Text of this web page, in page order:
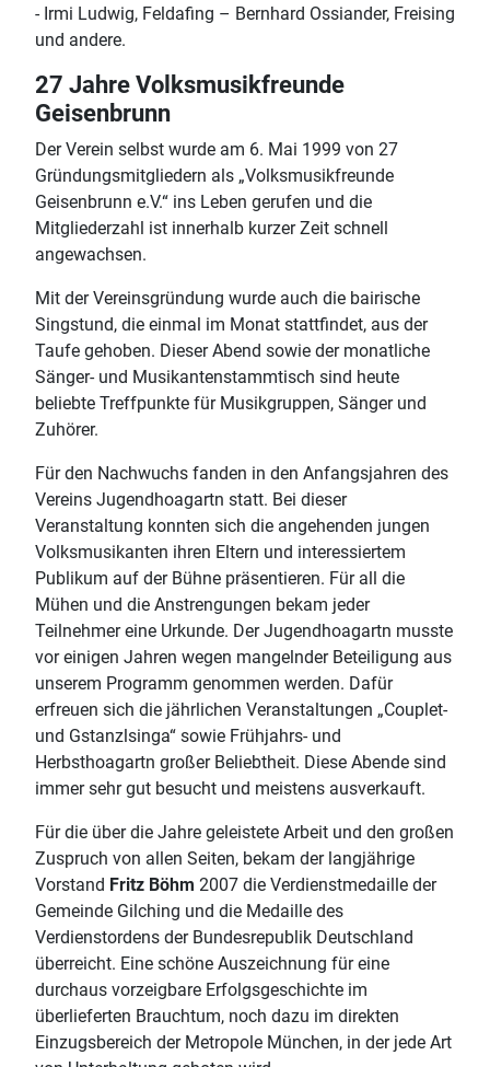
- Irmi Ludwig, Feldafing – Bernhard Ossiander, Freising
und andere.
27 Jahre Volksmusikfreunde
Geisenbrunn
Der Verein selbst wurde am 6. Mai 1999 von 27
Gründungsmitgliedern als „Volksmusikfreunde
Geisenbrunn e.V.“ ins Leben gerufen und die
Mitgliederzahl ist innerhalb kurzer Zeit schnell
angewachsen.
Mit der Vereinsgründung wurde auch die bairische
Singstund, die einmal im Monat stattfindet, aus der
Taufe gehoben. Dieser Abend sowie der monatliche
Sänger- und Musikantenstammtisch sind heute
beliebte Treffpunkte für Musikgruppen, Sänger und
Zuhörer.
Für den Nachwuchs fanden in den Anfangsjahren des
Vereins Jugendhoagartn statt. Bei dieser
Veranstaltung konnten sich die angehenden jungen
Volksmusikanten ihren Eltern und interessiertem
Publikum auf der Bühne präsentieren. Für all die
Mühen und die Anstrengungen bekam jeder
Teilnehmer eine Urkunde. Der Jugendhoagartn musste
vor einigen Jahren wegen mangelnder Beteiligung aus
unserem Programm genommen werden. Dafür
erfreuen sich die jährlichen Veranstaltungen „Couplet-
und Gstanzlsinga“ sowie Frühjahrs- und
Herbsthoagartn großer Beliebtheit. Diese Abende sind
immer sehr gut besucht und meistens ausverkauft.
Für die über die Jahre geleistete Arbeit und den großen
Zuspruch von allen Seiten, bekam der langjährige
Vorstand Fritz Böhm 2007 die Verdienstmedaille der
Gemeinde Gilching und die Medaille des
Verdienstordens der Bundesrepublik Deutschland
überreicht. Eine schöne Auszeichnung für eine
durchaus vorzeigbare Erfolgsgeschichte im
überlieferten Brauchtum, noch dazu im direkten
Einzugsbereich der Metropole München, in der jede Art